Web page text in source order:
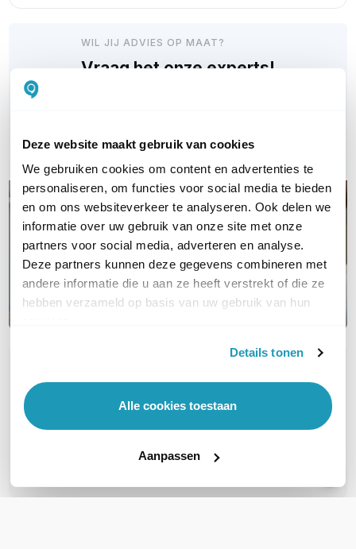
Deze website maakt gebruik van cookies
We gebruiken cookies om content en advertenties te
personaliseren, om functies voor social media te bieden
en om ons websiteverkeer te analyseren. Ook delen we
informatie over uw gebruik van onze site met onze
partners voor social media, adverteren en analyse.
Deze partners kunnen deze gegevens combineren met
andere informatie die u aan ze heeft verstrekt of die ze
hebben verzameld op basis van uw gebruik van hun
Details tonen
Alle cookies toestaan
Aanpassen
WIL JIJ ADVIES OP MAAT?
Vraag het onze experts!
E-mail
Veelgestelde vragen
Geen vragen gevonden